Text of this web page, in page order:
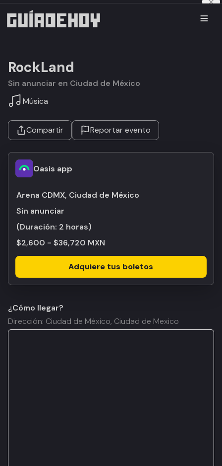
RockLand
Sin anunciar en Ciudad de México
Música
Compartir Reportar evento
Oasis app
Arena CDMX, Ciudad de México
Sin anunciar
(Duración: 2 horas)
$2,600 - $36,720 MXN
Adquiere tus boletos
¿Cómo llegar?
Dirección: Ciudad de México, Ciudad de Mexico